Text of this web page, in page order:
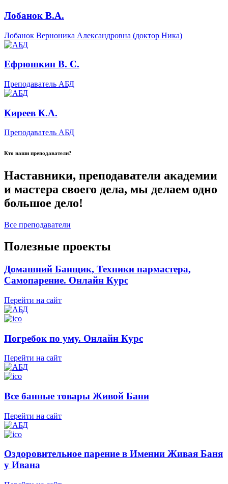
Лобанок В.А.
Лобанок Верноника Александровна (доктор Ника)
Ефрюшкин В. С.
Преподаватель АБД
Киреев К.А.
Преподаватель АБД
Кто наши преподаватели?
Наставники, преподаватели академии
и мастера своего дела, мы делаем одно
большое дело!
Все преподаватели
Полезные проекты
Домашний Банщик, Техники пармастера,
Самопарение. Онлайн Курс
Перейти на сайт
Погребок по уму. Онлайн Курс
Перейти на сайт
Все банные товары Живой Бани
Перейти на сайт
Оздоровительное парение в Имении Живая Баня
у Ивана